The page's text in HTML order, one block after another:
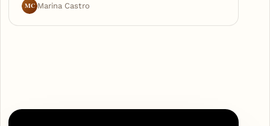
MC Marina Castro